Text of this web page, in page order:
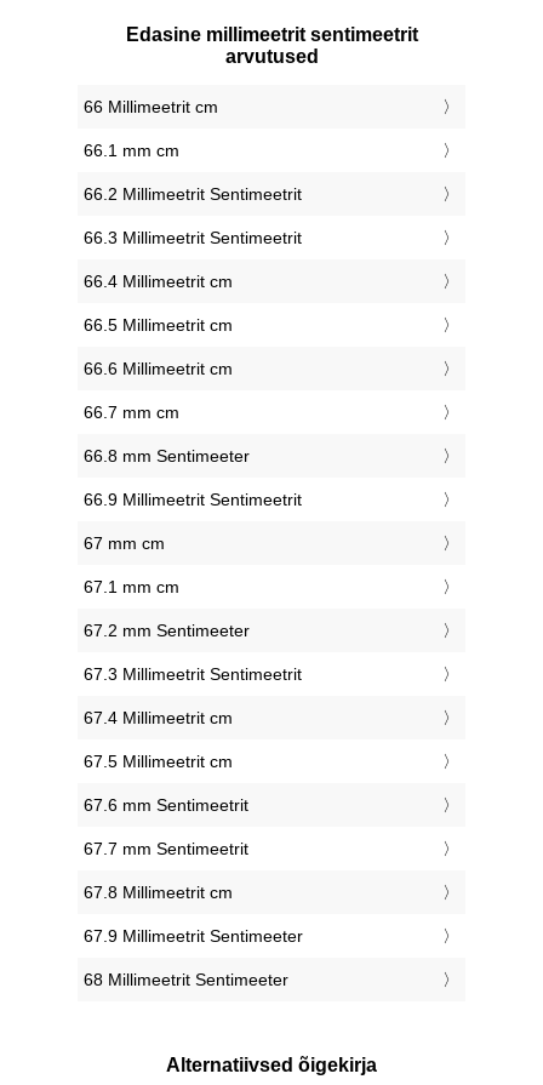
Edasine millimeetrit sentimeetrit
arvutused
66 Millimeetrit cm
66.1 mm cm
66.2 Millimeetrit Sentimeetrit
66.3 Millimeetrit Sentimeetrit
66.4 Millimeetrit cm
66.5 Millimeetrit cm
66.6 Millimeetrit cm
66.7 mm cm
66.8 mm Sentimeeter
66.9 Millimeetrit Sentimeetrit
67 mm cm
67.1 mm cm
67.2 mm Sentimeeter
67.3 Millimeetrit Sentimeetrit
67.4 Millimeetrit cm
67.5 Millimeetrit cm
67.6 mm Sentimeetrit
67.7 mm Sentimeetrit
67.8 Millimeetrit cm
67.9 Millimeetrit Sentimeeter
68 Millimeetrit Sentimeeter
Alternatiivsed õigekirja